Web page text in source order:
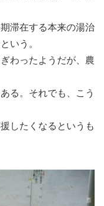
滞在する本来の湯治
いう。
わったようだが、農
る。それでも、こう
したくなるというも